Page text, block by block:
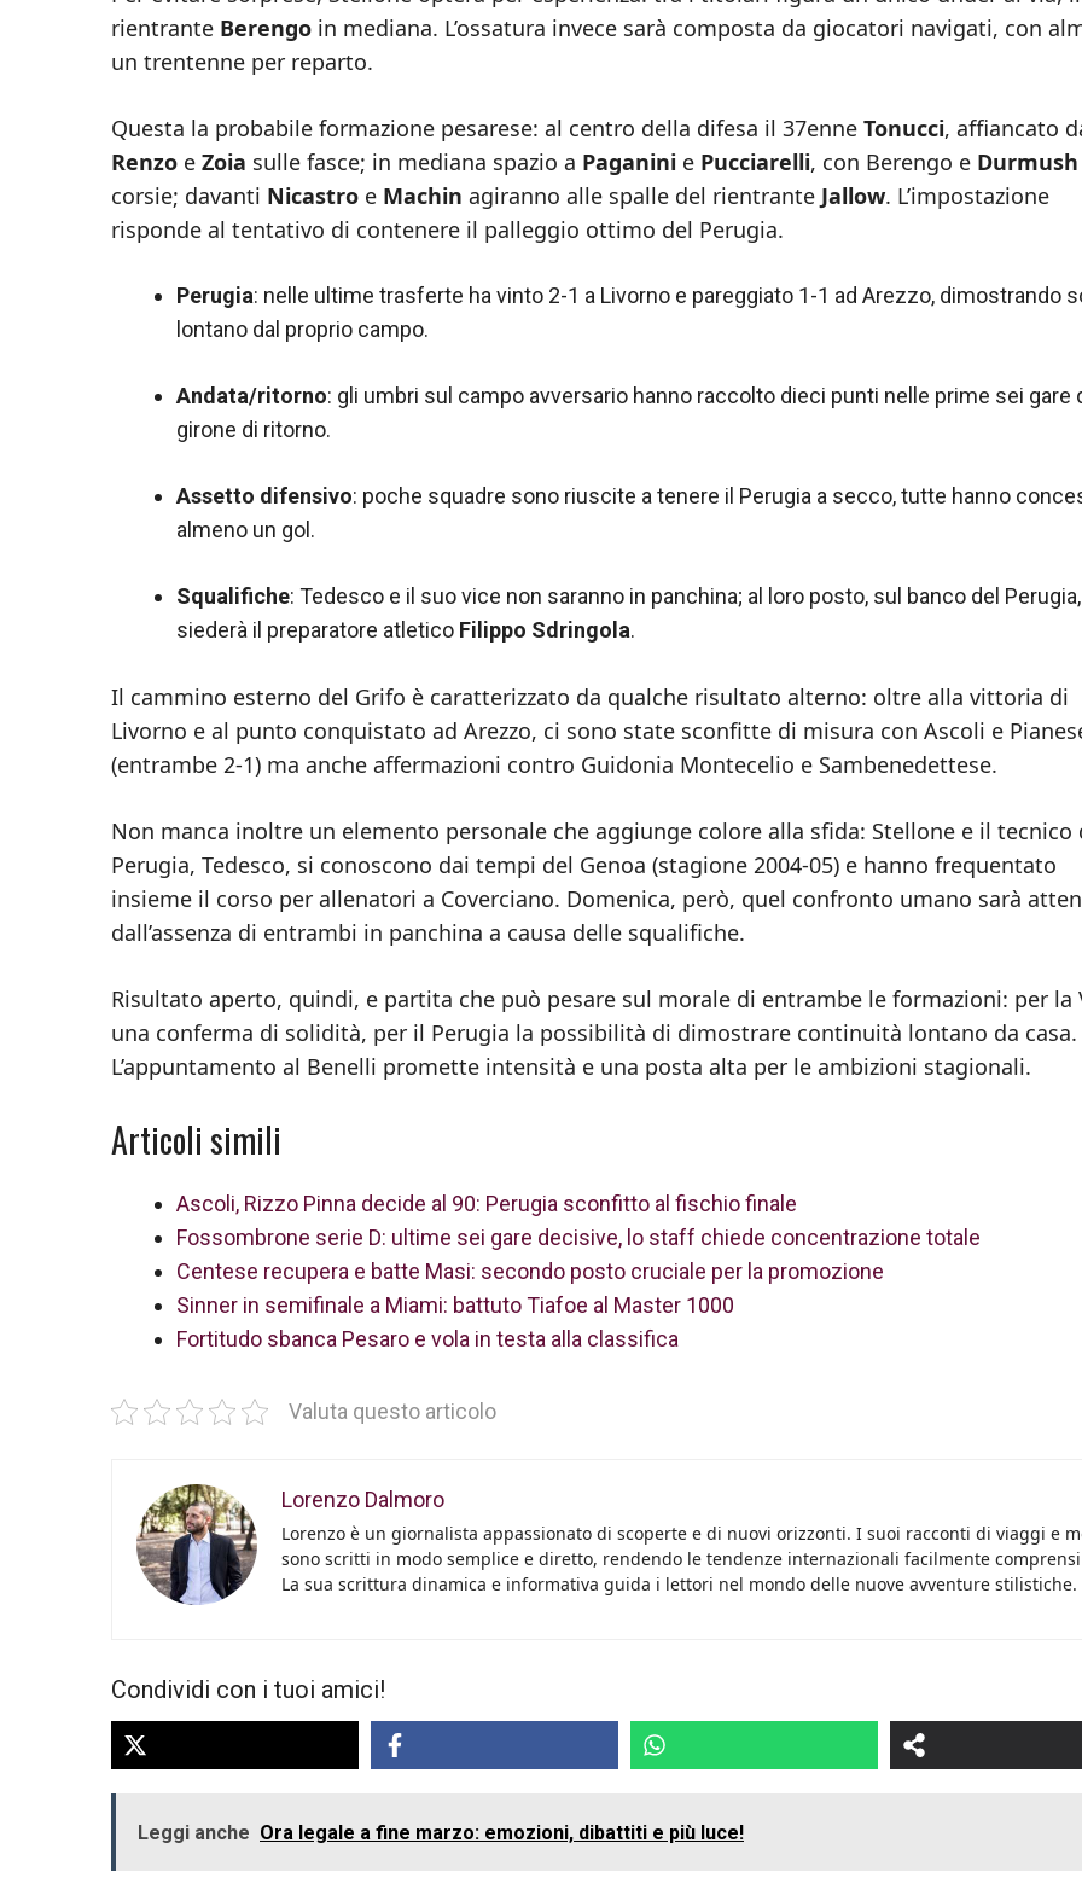
rientrante Berengo in mediana. L’ossatura invece sarà composta da giocatori navigati, con
un trentenne per reparto.
Questa la probabile formazione pesarese: al centro della difesa il 37enne Tonucci, affiancato
Renzo e Zoia sulle fasce; in mediana spazio a Paganini e Pucciarelli, con Berengo e Durmush
corsie; davanti Nicastro e Machin agiranno alle spalle del rientrante Jallow. L’impostazione
risponde al tentativo di contenere il palleggio ottimo del Perugia.
Perugia: nelle ultime trasferte ha vinto 2-1 a Livorno e pareggiato 1-1 ad Arezzo, dimostrando
lontano dal proprio campo.
Andata/ritorno: gli umbri sul campo avversario hanno raccolto dieci punti nelle prime sei gare
girone di ritorno.
Assetto difensivo: poche squadre sono riuscite a tenere il Perugia a secco, tutte hanno
almeno un gol.
Squalifiche: Tedesco e il suo vice non saranno in panchina; al loro posto, sul banco del Perugia,
siederà il preparatore atletico Filippo Sdringola.
Il cammino esterno del Grifo è caratterizzato da qualche risultato alterno: oltre alla vittoria di
Livorno e al punto conquistato ad Arezzo, ci sono state sconfitte di misura con Ascoli e
(entrambe 2-1) ma anche affermazioni contro Guidonia Montecelio e Sambenedettese.
Non manca inoltre un elemento personale che aggiunge colore alla sfida: Stellone e il tecnico
Perugia, Tedesco, si conoscono dai tempi del Genoa (stagione 2004‑05) e hanno frequentato
insieme il corso per allenatori a Coverciano. Domenica, però, quel confronto umano sarà
dall’assenza di entrambi in panchina a causa delle squalifiche.
Risultato aperto, quindi, e partita che può pesare sul morale di entrambe le formazioni: per la
una conferma di solidità, per il Perugia la possibilità di dimostrare continuità lontano da casa.
L’appuntamento al Benelli promette intensità e una posta alta per le ambizioni stagionali.
Articoli simili
Ascoli, Rizzo Pinna decide al 90: Perugia sconfitto al fischio finale
Fossombrone serie D: ultime sei gare decisive, lo staff chiede concentrazione totale
Centese recupera e batte Masi: secondo posto cruciale per la promozione
Sinner in semifinale a Miami: battuto Tiafoe al Master 1000
Fortitudo sbanca Pesaro e vola in testa alla classifica
Valuta questo articolo
Lorenzo Dalmoro
Lorenzo è un giornalista appassionato di scoperte e di nuovi orizzonti. I suoi racconti di viaggi e
sono scritti in modo semplice e diretto, rendendo le tendenze internazionali facilmente
La sua scrittura dinamica e informativa guida i lettori nel mondo delle nuove avventure stilistiche.
Condividi con i tuoi amici!
Leggi anche Ora legale a fine marzo: emozioni, dibattiti e più luce!